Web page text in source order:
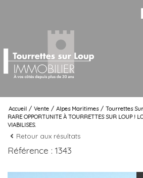
Accueil Vente Alpes Maritimes
Tourrettes
RARE OPPORTUNITE À TOURRETTES SUR LOUP !
VIABILISES.
Retour aux résultats
Référence : 1343